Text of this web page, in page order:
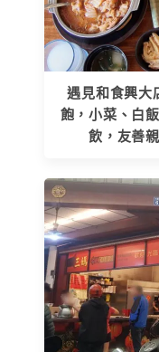
遇見和食興大
飽，小菜、白
飲，友善